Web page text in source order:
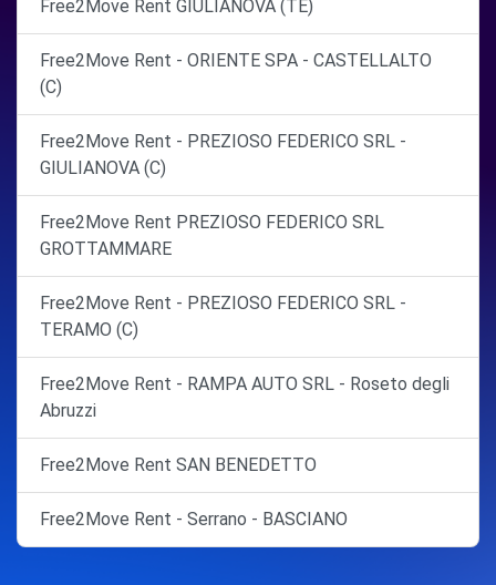
Free2Move Rent GIULIANOVA (TE)
Free2Move Rent - ORIENTE SPA - CASTELLALTO
(C)
Free2Move Rent - PREZIOSO FEDERICO SRL -
GIULIANOVA (C)
Free2Move Rent PREZIOSO FEDERICO SRL
GROTTAMMARE
Free2Move Rent - PREZIOSO FEDERICO SRL -
TERAMO (C)
Free2Move Rent - RAMPA AUTO SRL - Roseto degli
Abruzzi
Free2Move Rent SAN BENEDETTO
Free2Move Rent - Serrano - BASCIANO